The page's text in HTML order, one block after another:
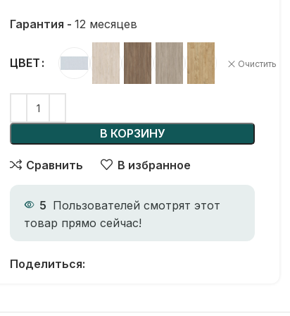
Гарантия - 12 месяцев
ЦВЕТ Очистить
В КОРЗИНУ
Сравнить В избранное
5 Пользователей смотрят этот
товар прямо сейчас!
Поделиться: